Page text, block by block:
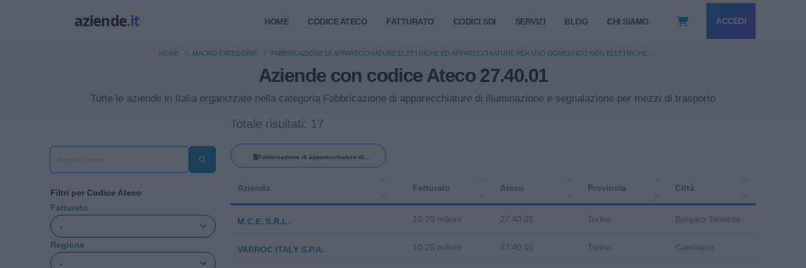
HOME CODICE ATECO FATTURATO CODICI SDI SERVIZI BLOG CHI SIAMO ACCEDI
Aziende con codice Ateco 27.40.01
Tutte le aziende in Italia organizzate nella categoria Fabbricazione di apparecchiature di illuminazione e segnalazione per mezzi di trasporto
HOME MACRO CATEGORIE FABBRICAZIONE DI APPARECCHIATURE ELETTRICHE ED APPARECCHIATURE PER USO DOMESTICO NON ELETTRICHE
FABBRICAZIONE DI APPARECCHIATURE DI ILLUMINAZIONE E SEGNALAZIONE PER MEZZI DI TRASPORTO
Filtri per Codice Ateco
Fatturato
Regione
Totale risultati: 17
Fabbricazione di apparecchiature di
Azienda Fatturato Ateco Provincia Città
M.C.E. S.R.L. 10-25 milioni 27.40.01 Torino Borgaro Torinese
VARROC ITALY S.P.A. 10-25 milioni 27.40.01 Torino Cambiano